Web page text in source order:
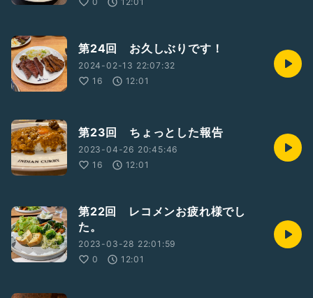
第24回 お久しぶりです！
2024-02-13 22:07:32
16
12:01
第23回 ちょっとした報告
2023-04-26 20:45:46
16
12:01
第22回 レコメンお疲れ様でし
た。
2023-03-28 22:01:59
0
12:01